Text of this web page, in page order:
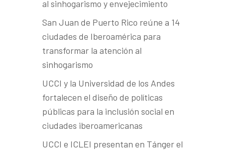
al sinhogarismo y envejecimiento
San Juan de Puerto Rico reúne a 14
ciudades de Iberoamérica para
transformar la atención al
sinhogarismo
UCCI y la Universidad de los Andes
fortalecen el diseño de políticas
públicas para la inclusión social en
ciudades iberoamericanas
UCCI e ICLEI presentan en Tánger el